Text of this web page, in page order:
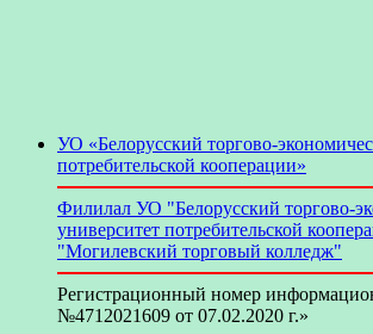
УО «Белорусский торгово-
потребительской кооперации»
Филилал УО "Белорусский торгово-
университет потребительской
"Могилевский торговый колледж"
Регистрационный номер
№4712021609 от 07.02.2020 г.»